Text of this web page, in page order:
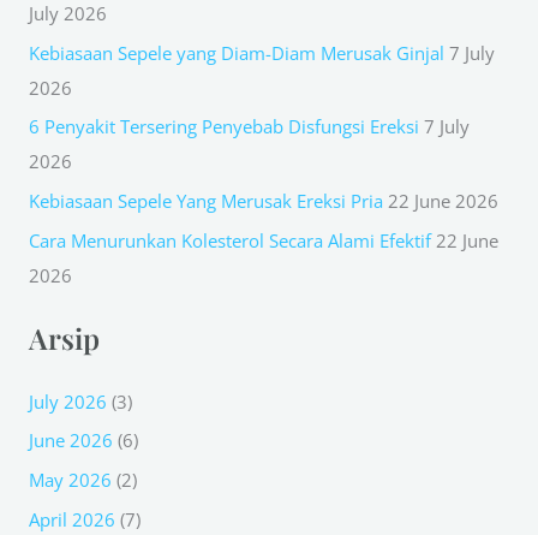
h
f
o
r
:
July 2026
Kebiasaan Sepele yang Diam-Diam Merusak Ginjal 7 July
2026
6 Penyakit Tersering Penyebab Disfungsi Ereksi 7 July
2026
Kebiasaan Sepele Yang Merusak Ereksi Pria 22 June 2026
Cara Menurunkan Kolesterol Secara Alami Efektif 22 June
2026
Arsip
July 2026 (3)
June 2026 (6)
May 2026 (2)
April 2026 (7)